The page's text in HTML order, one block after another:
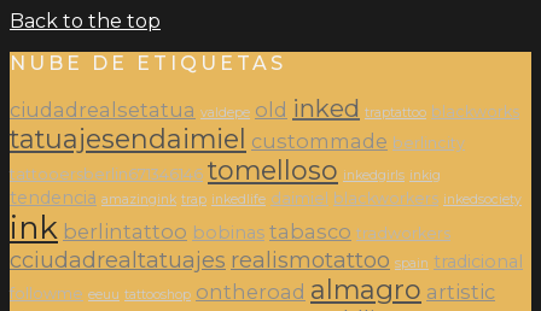
Back to the top
NUBE DE ETIQUETAS
ciudadrealsetatua valdepe old inked traptattoo blackworks
tatuajesendaimiel custommade berlincity
tattooersberlin671346146 tomelloso inkedgirls inkig
tendencia amazingink trap inkedlife daimiel blackworkers inkedsociety
ink berlintattoo bobinas tabasco tradworkers
cciudadrealtatuajes realismotattoo spain tradicional
followme eeuu tattooshop ontheroad almagro artistic